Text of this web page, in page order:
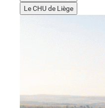
Le CHU de Liège